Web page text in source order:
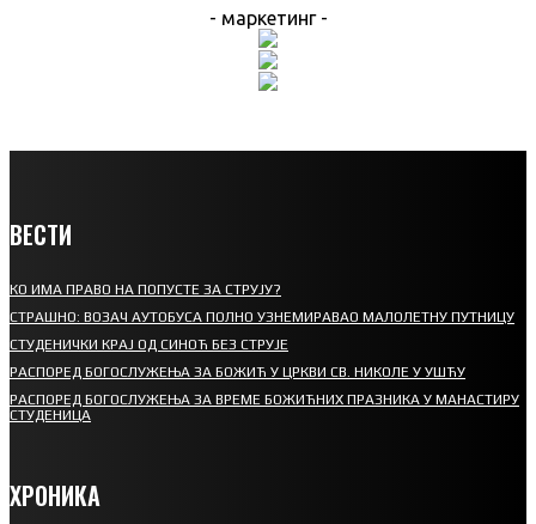
- маркетинг -
ВЕСТИ
КО ИМА ПРАВО НА ПОПУСТЕ ЗА СТРУЈУ?
СТРАШНО: ВОЗАЧ АУТОБУСА ПОЛНО УЗНЕМИРАВАО МАЛОЛЕТНУ ПУТНИЦУ
СТУДЕНИЧКИ КРАЈ ОД СИНОЋ БЕЗ СТРУЈЕ
РАСПОРЕД БОГОСЛУЖЕЊА ЗА БОЖИЋ У ЦРКВИ СВ. НИКОЛЕ У УШЋУ
РАСПОРЕД БОГОСЛУЖЕЊА ЗА ВРЕМЕ БОЖИЋНИХ ПРАЗНИКА У МАНАСТИРУ
СТУДЕНИЦА
ХРОНИКА